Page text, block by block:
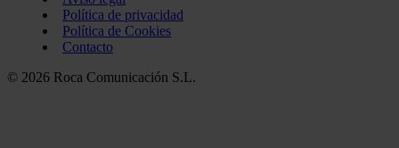
Política de privacidad
Política de Cookies
Contacto
© 2026 Roca Comunicación S.L.